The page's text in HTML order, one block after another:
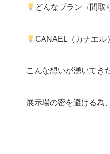
どんなプラン（間取
CANAEL（カナエル
こんな想いが湧いてき
展示場の密を避ける為、